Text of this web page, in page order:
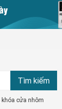
Tìm kiếm
khóa cửa nhôm